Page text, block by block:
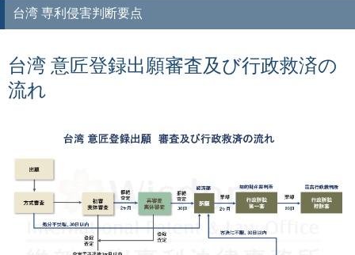
台湾 専利侵害判断要点
台湾 意匠登録出願審査及び行政救済の
流れ